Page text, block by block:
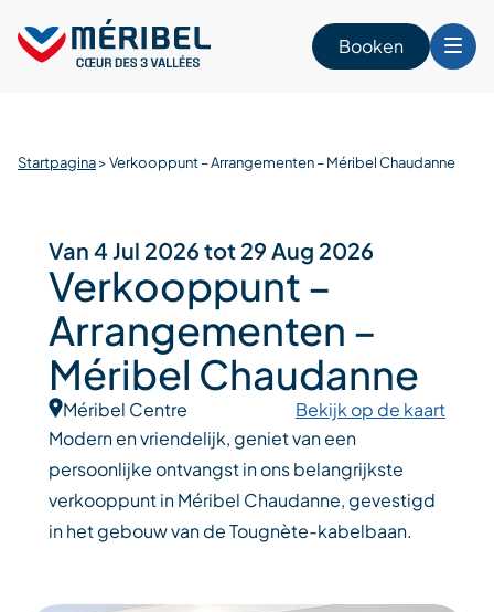
content
Booken
Startpagina>Verkooppunt – Arrangementen – Méribel Chaudanne
Van 4 Jul 2026 tot 29 Aug 2026
Verkooppunt –
Arrangementen –
Méribel Chaudanne
Méribel Centre
Bekijk op de kaart
Modern en vriendelijk, geniet van een
persoonlijke ontvangst in ons belangrijkste
verkooppunt in Méribel Chaudanne, gevestigd
in het gebouw van de Tougnète-kabelbaan.